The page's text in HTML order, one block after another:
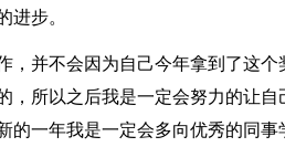
进步。
，并不会因为自己今年拿到了这
，所以之后我是一定会努力的让
的一年我是一定会多向优秀的同